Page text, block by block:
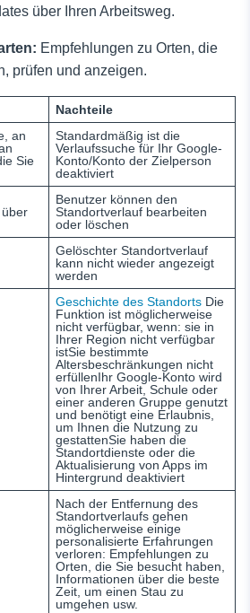
über Ihren Arbeitsweg.
Empfehlungen zu Orten, die
prüfen und anzeigen.
Nachteile
an
Sie
Standardmäßig ist die
Verlaufssuche für Ihr Google-
Konto/Konto der Zielperson
deaktiviert
Benutzer können den
Standortverlauf bearbeiten
oder löschen
Gelöschter Standortverlauf
kann nicht wieder angezeigt
werden
Geschichte des Standorts Die
Funktion ist möglicherweise
nicht verfügbar, wenn: sie in
Ihrer Region nicht verfügbar
istSie bestimmte
Altersbeschränkungen nicht
erfüllenIhr Google-Konto wird
von Ihrer Arbeit, Schule oder
einer anderen Gruppe genutzt
und benötigt eine Erlaubnis,
um Ihnen die Nutzung zu
gestattenSie haben die
Standortdienste oder die
Aktualisierung von Apps im
Hintergrund deaktiviert
Nach der Entfernung des
Standortverlaufs gehen
möglicherweise einige
personalisierte Erfahrungen
verloren: Empfehlungen zu
Orten, die Sie besucht haben,
Informationen über die beste
Zeit, um einen Stau zu
umgehen usw.